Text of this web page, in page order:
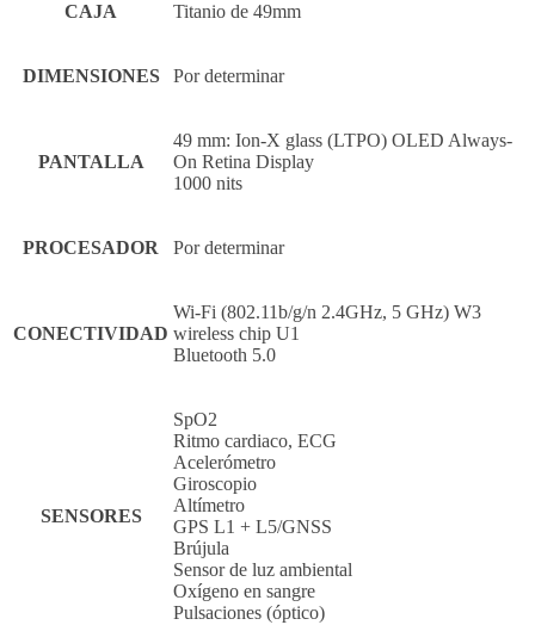
CAJA Titanio de 49mm
DIMENSIONES Por determinar
PANTALLA
49 mm: Ion-X glass (LTPO) OLED Always-
On Retina Display
1000 nits
PROCESADOR Por determinar
CONECTIVIDAD
Wi-Fi (802.11b/g/n 2.4GHz, 5 GHz) W3
wireless chip U1
Bluetooth 5.0
SENSORES
SpO2
Ritmo cardiaco, ECG
Acelerómetro
Giroscopio
Altímetro
GPS L1 + L5/GNSS
Brújula
Sensor de luz ambiental
Oxígeno en sangre
Pulsaciones (óptico)